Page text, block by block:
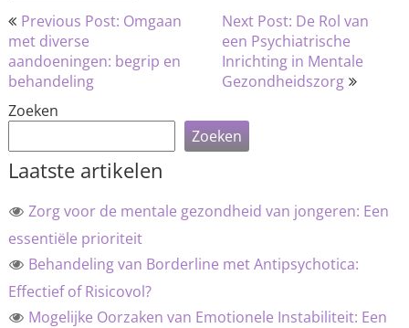
Bericht
navigatie
Previous Post: Omgaan
met diverse
aandoeningen: begrip en
behandeling
Next Post: De Rol van
een Psychiatrische
Inrichting in Mentale
Gezondheidszorg
Zoeken
Zoeken
Laatste artikelen
Zorg voor de mentale gezondheid van jongeren: Een
essentiële prioriteit
Behandeling van Borderline met Antipsychotica:
Effectief of Risicovol?
Mogelijke Oorzaken van Emotionele Instabiliteit: Een